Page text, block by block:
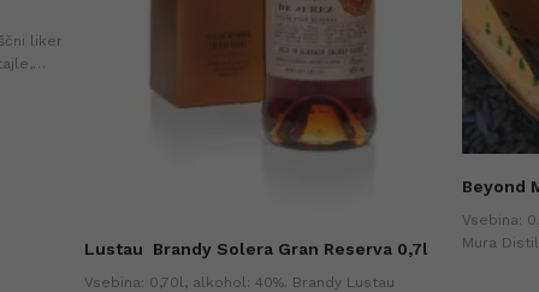
liker
Lustau Brandy Solera Gran Reserva 0,7l
Vsebina: 0,70l, alkohol: 40%. Brandy Lustau
Beyond
Vsebina:
Mura